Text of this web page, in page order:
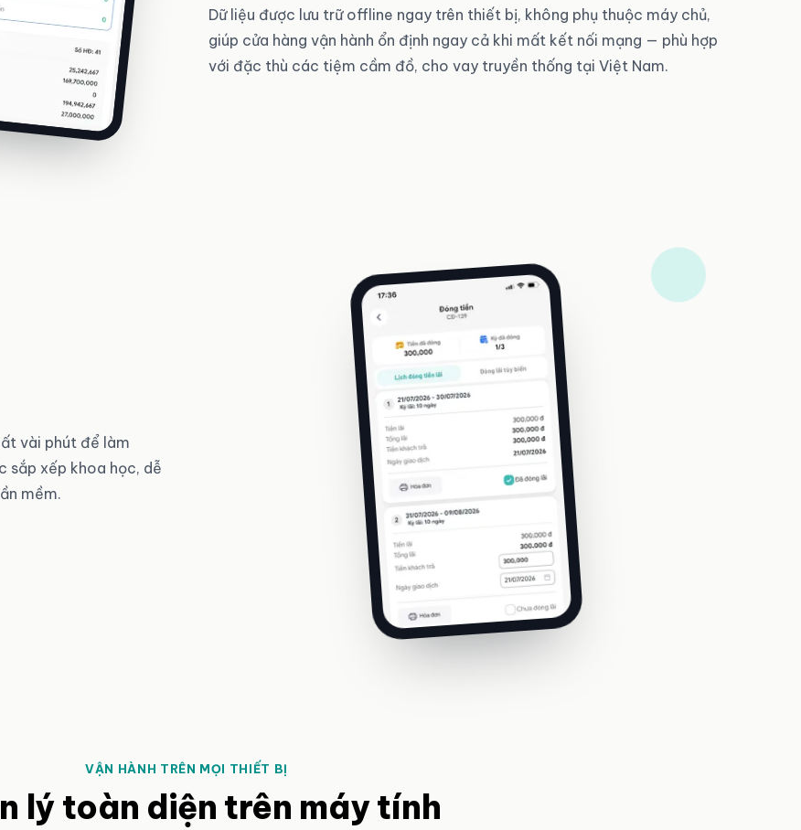
Dữ liệu được lưu trữ offline ngay trên thiết bị, không phụ thuộc máy chủ,
giúp cửa hàng vận hành ổn định ngay cả khi mất kết nối mạng — phù hợp
với đặc thù các tiệm cầm đồ, cho vay truyền thống tại Việt Nam.
vài phút để làm
sắp xếp khoa học, dễ
mềm.
VẬN HÀNH TRÊN MỌI THIẾT BỊ
lý toàn diện trên máy tính